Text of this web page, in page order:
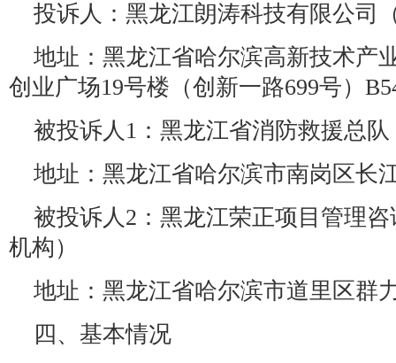
投诉人：黑龙江朗涛科技有限公司
地址：黑龙江省哈尔滨高新技术产
创业广场19号楼（创新一路699号）
被投诉人1：黑龙江省消防救援总队
地址：黑龙江省哈尔滨市南岗区长
被投诉人2：黑龙江荣正项目管理
机构）
地址：黑龙江省哈尔滨市道里区群
四、基本情况